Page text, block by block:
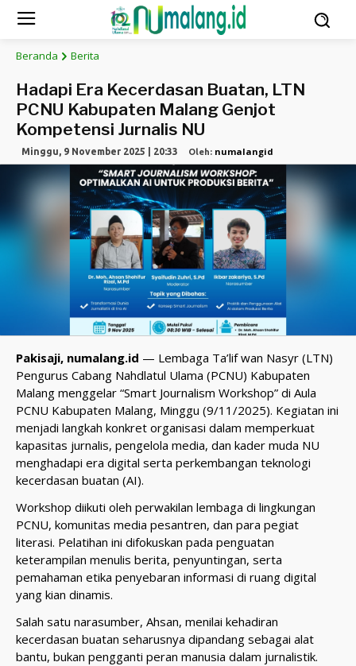
Beranda Berita
Hadapi Era Kecerdasan Buatan, LTN
PCNU Kabupaten Malang Genjot
Kompetensi Jurnalis NU
Minggu, 9 November 2025 | 20:33 Oleh: numalangid
Pakisaji, numalang.id — Lembaga Ta’lif wan Nasyr (LTN)
Pengurus Cabang Nahdlatul Ulama (PCNU) Kabupaten
Malang menggelar “Smart Journalism Workshop” di Aula
PCNU Kabupaten Malang, Minggu (9/11/2025). Kegiatan ini
menjadi langkah konkret organisasi dalam memperkuat
kapasitas jurnalis, pengelola media, dan kader muda NU
menghadapi era digital serta perkembangan teknologi
kecerdasan buatan (AI).
Workshop diikuti oleh perwakilan lembaga di lingkungan
PCNU, komunitas media pesantren, dan para pegiat
literasi. Pelatihan ini difokuskan pada penguatan
keterampilan menulis berita, penyuntingan, serta
pemahaman etika penyebaran informasi di ruang digital
yang kian dinamis.
Salah satu narasumber, Ahsan, menilai kehadiran
kecerdasan buatan seharusnya dipandang sebagai alat
bantu, bukan pengganti peran manusia dalam jurnalistik.